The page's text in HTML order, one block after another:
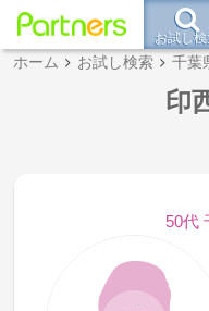
お試し検
ホーム お試し検索 千葉
印
50代